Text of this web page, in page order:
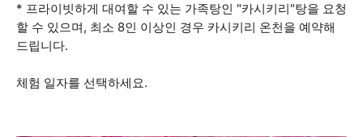
* 프라이빗하게 대여할 수 있는 가족탕인 "카시키리"탕을 요청
할 수 있으며, 최소 8인 이상인 경우 카시키리 온천을 예약해
드립니다.
체험 일자를 선택하세요.